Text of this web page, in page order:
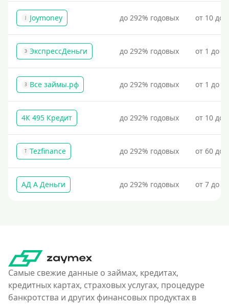
Для пополнения Киви-кошелька через банк или
терминал потребуется предъявить паспорт.
Пополнение Киви-кошелька без паспорта
Пополнение кошелька Киви без использования
банковской карты
Пополнение Киви-кошелька без отказов: быстрые и
надежные способы
На банковский счет
Наличными
По телефону
Через госуслуги
Без карты
На кредитную карту
На виртуальную карту
На неименную карту
На именную карту
J Joymoney до 292% годовых от 10 до
Э ЭкспрессДеньги до 292% годовых от 1 до
З Все займы.рф до 292% годовых от 1 до
4К 495 Кредит до 292% годовых от 10 до
T Tezfinance до 292% годовых от 60 до
АД А Деньги до 292% годовых от 7 до
Самые свежие данные о займах, кредитах,
кредитных картах, страховых услугах, процедуре
банкротства и других финансовых продуктах в